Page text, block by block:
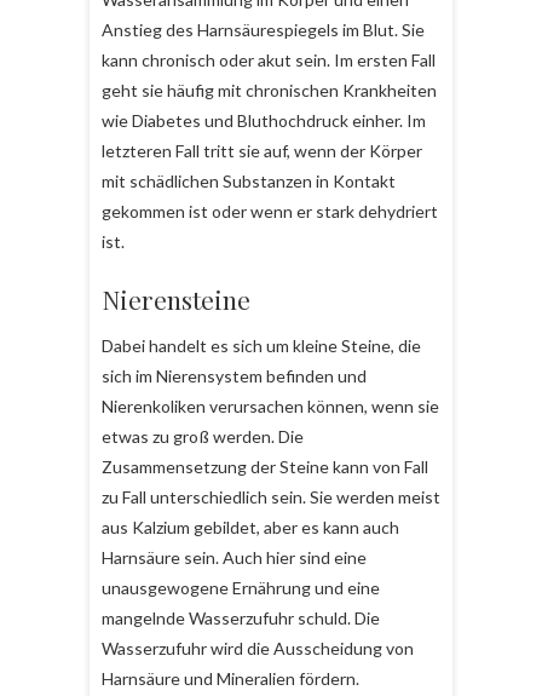
Anstieg des Harnsäurespiegels im Blut. Sie
kann chronisch oder akut sein. Im ersten Fall
geht sie häufig mit chronischen Krankheiten
wie Diabetes und Bluthochdruck einher. Im
letzteren Fall tritt sie auf, wenn der Körper
mit schädlichen Substanzen in Kontakt
gekommen ist oder wenn er stark dehydriert
ist.
Nierensteine
Dabei handelt es sich um kleine Steine, die
sich im Nierensystem befinden und
Nierenkoliken verursachen können, wenn sie
etwas zu groß werden. Die
Zusammensetzung der Steine kann von Fall
zu Fall unterschiedlich sein. Sie werden meist
aus Kalzium gebildet, aber es kann auch
Harnsäure sein. Auch hier sind eine
unausgewogene Ernährung und eine
mangelnde Wasserzufuhr schuld. Die
Wasserzufuhr wird die Ausscheidung von
Harnsäure und Mineralien fördern.